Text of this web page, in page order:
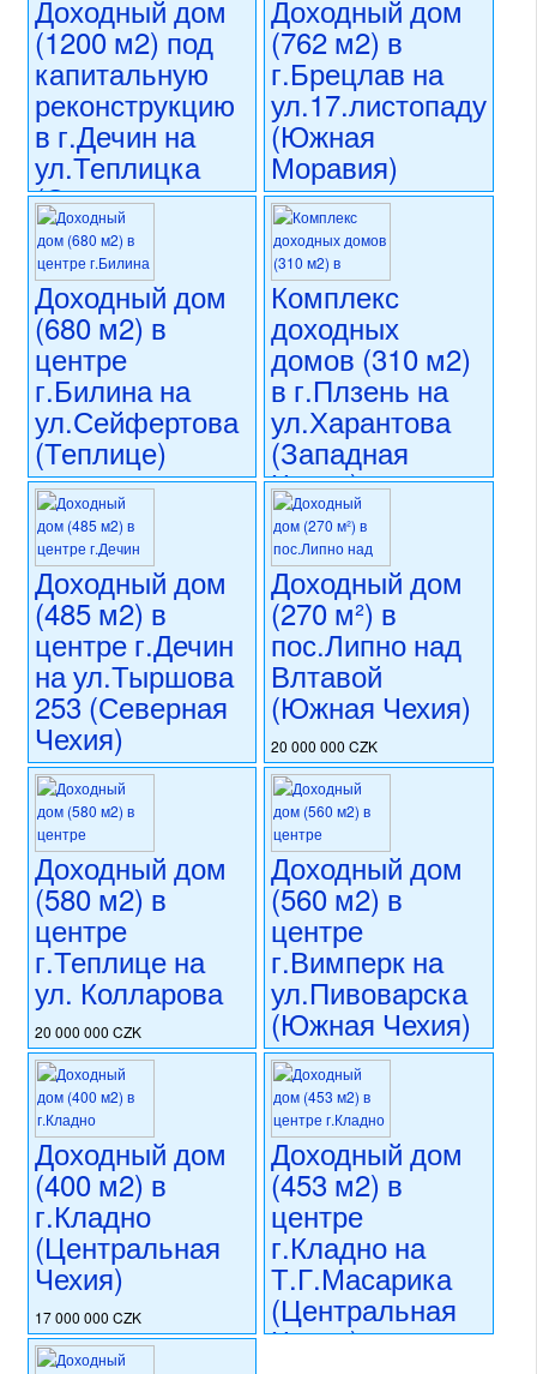
15 950 000 CZK
регион:Восточная Чехия
раздел: объекты для
коммерческого использования
состояние: стандарт
номер объекта: 20720
состояние: новостройка
номер объекта: 20714
Доходный дом
(1200 м2) под
капитальную
реконструкцию
в г.Дечин на
ул.Теплицка
(Северная
Чехия)
19 990 000 CZK
регион:Северная Чехия
раздел: объекты для
коммерческого использования
состояние: требуется
капитальная реконструкция
номер объекта:20678
Доходный дом
(762 м2) в
г.Брецлав на
ул.17.листопаду
(Южная
Моравия)
22 000 000 CZK
регион:Южная Моравия
раздел: объекты для
коммерческого использования
состояние: стандарт
номер объекта:20663
Доходный дом
(680 м2) в
центре
г.Билина на
ул.Сейфертова
(Теплице)
16 350 000 CZK
регион:Теплице
раздел: объекты для
коммерческого использования
состояние: стандарт
номер объекта: 20653
Комплекс
доходных
домов (310 м2)
в г.Плзень на
ул.Харантова
(Западная
Чехия)
17 500 000 CZK
регион:Западная Чехия
раздел: объекты для
коммерческого использования
состояние: стандарт
номер объекта: 20618
Доходный дом
(485 м2) в
центре г.Дечин
на ул.Тыршова
253 (Северная
Чехия)
17 500 000 CZK
регион:Северная Чехия
раздел: объекты для
коммерческого использования
состояние: стандарт
номер объекта: 20617
Доходный дом
(270 м²) в
пос.Липно над
Влтавой
(Южная Чехия)
20 000 000 CZK
регион:Южная Чехия
раздел: объекты для
коммерческого использования
состояние: стандарт
номер объекта: 20611
Доходный дом
(580 м2) в
центре
г.Теплице на
ул. Колларова
20 000 000 CZK
регион:Теплице
раздел: объекты для
коммерческого использования
состояние: требуется
частичная реконструкция
номер объекта:20599
Доходный дом
(560 м2) в
центре
г.Вимперк на
ул.Пивоварска
(Южная Чехия)
18 900 000 CZK
регион:Южная Чехия
раздел: объекты для
коммерческого использования
состояние: после
реконструкции
номер объекта: 20544
Доходный дом
(400 м2) в
г.Кладно
(Центральная
Чехия)
17 000 000 CZK
регион:Центральная Чехия
раздел: объекты для
Доходный дом
(453 м2) в
центре
г.Кладно на
Т.Г.Масарика
(Центральная
Чехия)